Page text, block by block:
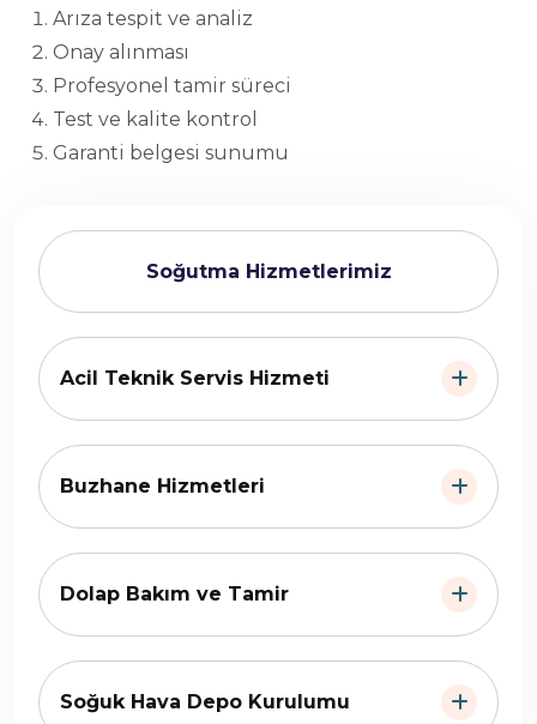
Soğutma Hizmetlerimiz
Acil Teknik Servis Hizmeti
Buzhane Hizmetleri
Dolap Bakım ve Tamir
Soğuk Hava Depo Kurulumu
Arıza tespit ve analiz
Onay alınması
Profesyonel tamir süreci
Test ve kalite kontrol
Garanti belgesi sunumu